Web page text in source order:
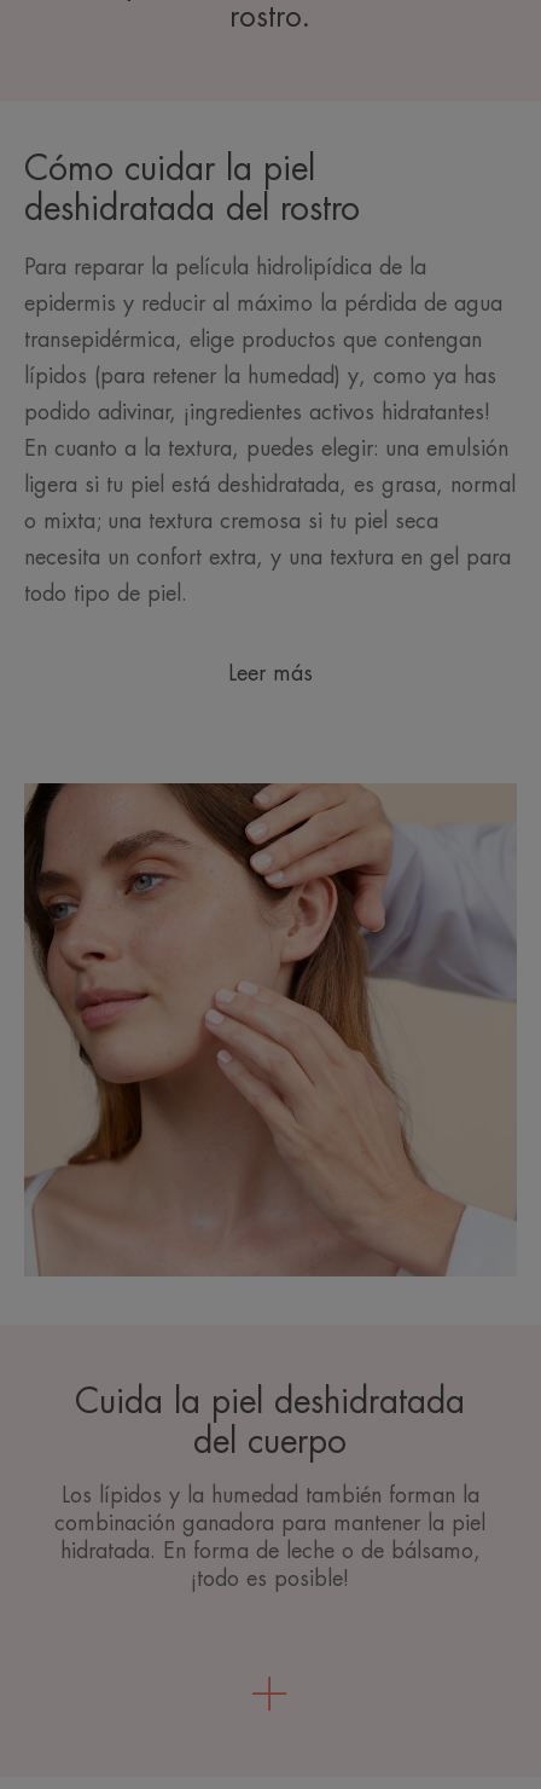
rostro.
Cómo cuidar la piel
deshidratada del rostro
Para reparar la película hidrolipídica de la
epidermis y reducir al máximo la pérdida de agua
transepidérmica, elige productos que contengan
lípidos (para retener la humedad) y, como ya has
podido adivinar, ¡ingredientes activos hidratantes!
En cuanto a la textura, puedes elegir: una emulsión
ligera si tu piel está deshidratada, es grasa, normal
o mixta; una textura cremosa si tu piel seca
necesita un confort extra, y una textura en gel para
todo tipo de piel.
Leer más
Cuida la piel deshidratada
del cuerpo
Los lípidos y la humedad también forman la
combinación ganadora para mantener la piel
hidratada. En forma de leche o de bálsamo,
¡todo es posible!